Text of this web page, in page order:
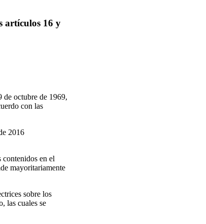
artículos 16 y
octubre de 1969,
con las
2016
contenidos en el
mayoritariamente
sobre los
las cuales se